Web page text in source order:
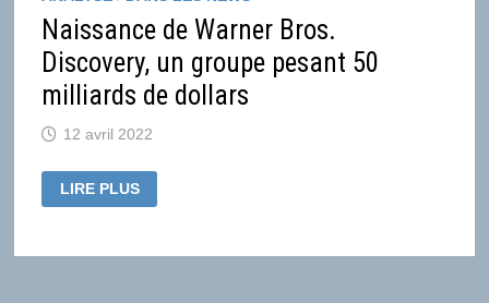
Naissance de Warner Bros.
Discovery, un groupe pesant 50
milliards de dollars
12 avril 2022
NAISSANCE
DE
WARNER
UN
LIRE PLUS